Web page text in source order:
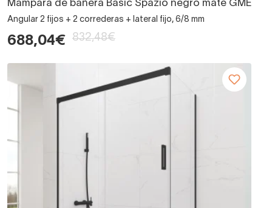
Mampara de bañera Basic Spazio negro mate GME
Angular 2 fijos + 2 correderas + lateral fijo, 6/8 mm
688,04€ 832,48€